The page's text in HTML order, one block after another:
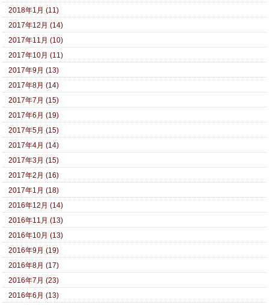
2018年1月 (11)
2017年12月 (14)
2017年11月 (10)
2017年10月 (11)
2017年9月 (13)
2017年8月 (14)
2017年7月 (15)
2017年6月 (19)
2017年5月 (15)
2017年4月 (14)
2017年3月 (15)
2017年2月 (16)
2017年1月 (18)
2016年12月 (14)
2016年11月 (13)
2016年10月 (13)
2016年9月 (19)
2016年8月 (17)
2016年7月 (23)
2016年6月 (13)